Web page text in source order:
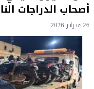
أصحاب الدراجات
26 فبراير 2026